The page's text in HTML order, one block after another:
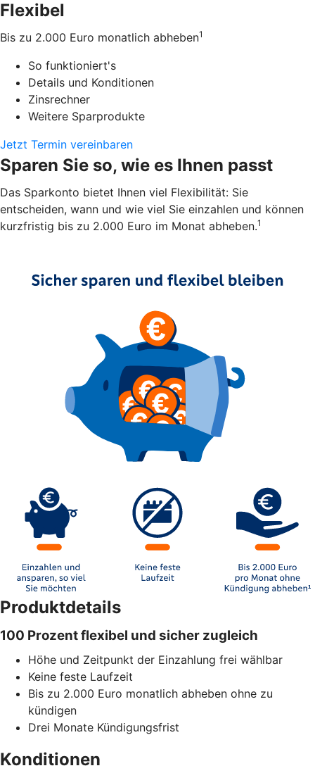
Flexibel
Bis zu 2.000 Euro monatlich abheben1
So funktioniert's
Details und Konditionen
Zinsrechner
Weitere Sparprodukte
Jetzt Termin vereinbaren
Sparen Sie so, wie es Ihnen passt
Das Sparkonto bietet Ihnen viel Flexibilität: Sie
entscheiden, wann und wie viel Sie einzahlen und können
kurzfristig bis zu 2.000 Euro im Monat abheben.1
Produktdetails
100 Prozent flexibel und sicher zugleich
Höhe und Zeitpunkt der Einzahlung frei wählbar
Keine feste Laufzeit
Bis zu 2.000 Euro monatlich abheben ohne zu
kündigen
Drei Monate Kündigungsfrist
Konditionen